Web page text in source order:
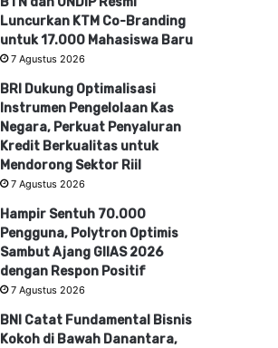
Luncurkan KTM Co-Branding
untuk 17.000 Mahasiswa Baru
7 Agustus 2026
BRI Dukung Optimalisasi
Instrumen Pengelolaan Kas
Negara, Perkuat Penyaluran
Kredit Berkualitas untuk
Mendorong Sektor Riil
7 Agustus 2026
Hampir Sentuh 70.000
Pengguna, Polytron Optimis
Sambut Ajang GIIAS 2026
dengan Respon Positif
7 Agustus 2026
BNI Catat Fundamental Bisnis
Kokoh di Bawah Danantara,